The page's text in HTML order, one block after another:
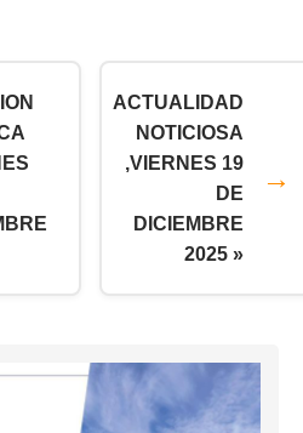
ACTUALIDAD
NOTICIOSA
,VIERNES 19
DE
DICIEMBRE
2025 »